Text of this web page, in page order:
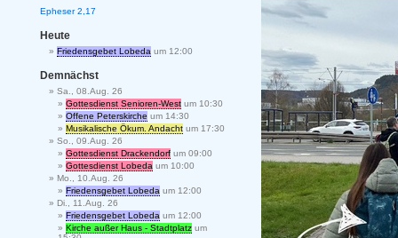
Epheser 2,17
Heute
Friedensgebet Lobeda um 12:00
Demnächst
Sa., 08.Aug. 26
Gottesdienst Senioren-West um 10:30
Offene Peterskirche um 14:30
Musikalische Ökum. Andacht um 17:30
So., 09.Aug. 26
Gottesdienst Drackendorf um 09:00
Gottesdienst Lobeda um 10:00
Mo., 10.Aug. 26
Friedensgebet Lobeda um 12:00
Di., 11.Aug. 26
Friedensgebet Lobeda um 12:00
Kirche außer Haus - Stadtplatz um